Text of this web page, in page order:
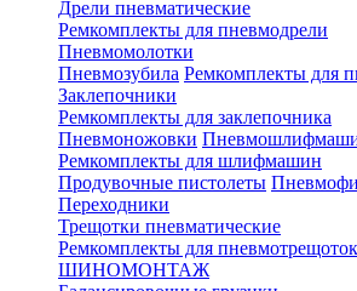
Дрели пневматические
Ремкомплекты для пневмодрели
Пневмомолотки
Пневмозубила Ремкомплекты для
Заклепочники
Ремкомплекты для заклепочника
Пневмоножовки
Ремкомплекты для шлифмашин
Продувочные пистолеты
Переходники
Трещотки пневматические
Ремкомплекты для пневмотрещоток
ШИНОМОНТАЖ